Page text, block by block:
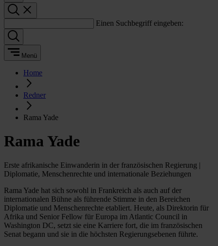
Einen Suchbegriff eingeben:
Menü
Home
Redner
Rama Yade
Rama Yade
Erste afrikanische Einwanderin in der französischen Regierung |
Diplomatie, Menschenrechte und internationale Beziehungen
Rama Yade hat sich sowohl in Frankreich als auch auf der
internationalen Bühne als führende Stimme in den Bereichen
Diplomatie und Menschenrechte etabliert. Heute, als Direktorin für
Afrika und Senior Fellow für Europa im Atlantic Council in
Washington DC, setzt sie eine Karriere fort, die im französischen
Senat begann und sie in die höchsten Regierungsebenen führte.